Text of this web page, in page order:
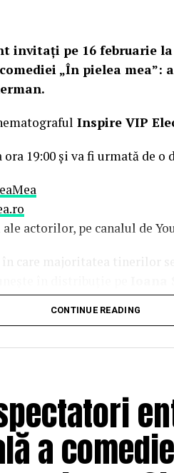
invitați pe 16 februarie
„În pielea mea”:
Inspire VIP
19:00 și va fi urmată de o
actorilor, pe canalul de
care majoritatea tinerilor
Gherman, Azaleea
„schimb de roluri” pe care
un mod haios prin care
la orgolii și preconcepții, „
și amuzantă.
Decu, absolvent al
în regie de film de la
CONTINUE READING
a comediei